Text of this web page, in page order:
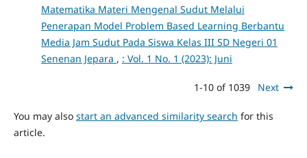
Matematika Materi Mengenal Sudut Melalui
Penerapan Model Problem Based Learning Berbantu
Media Jam Sudut Pada Siswa Kelas III SD Negeri 01
Senenan Jepara , : Vol. 1 No. 1 (2023): Juni
1-10 of 1039 Next
You may also start an advanced similarity search for this
article.